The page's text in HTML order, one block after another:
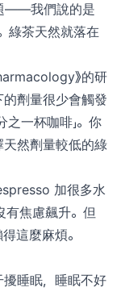
——我們說的是
綠茶天然就落在
》的研
劑量很少會觸發
一杯咖啡」。你
然劑量較低的綠
加很多水
焦慮飆升。但
這麼麻煩。
睡眠，睡眠不好